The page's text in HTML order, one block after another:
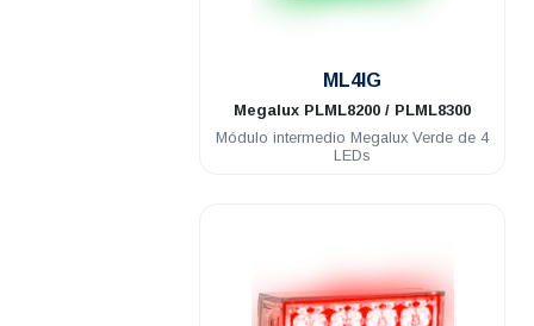
ML4IG
Megalux PLML8200 / PLML8300
Módulo intermedio Megalux Verde de 4
LEDs